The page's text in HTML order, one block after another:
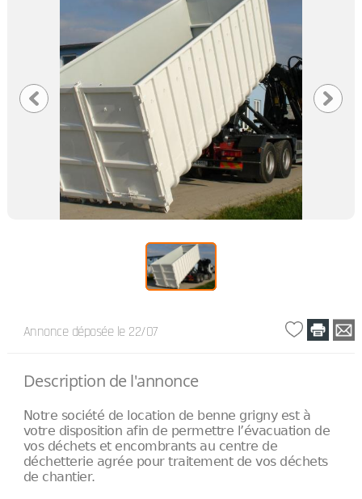
Annonce déposée le 22/07
Description de l'annonce
Notre société de location de benne grigny est à
votre disposition afin de permettre l’évacuation de
vos déchets et encombrants au centre de
déchetterie agrée pour traitement de vos déchets
de chantier.